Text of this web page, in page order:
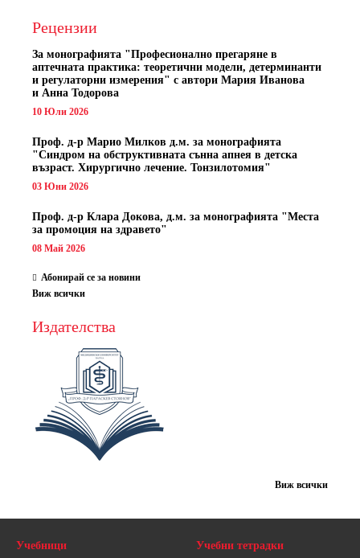
Рецензии
За монографията "Професионално прегаряне в
аптечната практика: теоретични модели, детерминанти
и регулаторни измерения" с автори Мария Иванова
и Анна Тодорова
10 Юли 2026
Проф. д-р Марио Милков д.м. за монографията
"Синдром на обструктивната сънна апнея в детска
възраст. Хирургично лечение. Тонзилотомия"
03 Юни 2026
Проф. д-р Клара Докова, д.м. за монографията "Места
за промоция на здравето"
08 Май 2026
Абонирай се за новини
Виж всички
Издателства
Виж всички
Учебници Учебни тетрадки